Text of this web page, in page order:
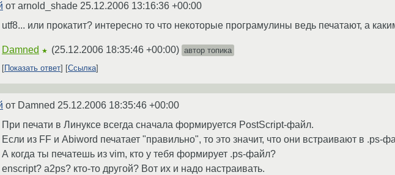
от arnold_shade 25.12.2006 13:16:36 +00:00
utf8... или прокатит? интересно то что некоторые програмулины ведь печатают, а
Damned ★ (25.12.2006 18:35:46 +00:00) автор топика
Показать ответ
Ссылка
от Damned 25.12.2006 18:35:46 +00:00
При печати в Линуксе всегда сначала формируется PostScript-файл.
Если из FF и Abiword печатает "правильно", то это значит, что они встраивают в
А когда ты печатешь из vim, кто у тебя формирует .ps-файл?
enscript? a2ps? кто-то другой? Вот их и надо настраивать.